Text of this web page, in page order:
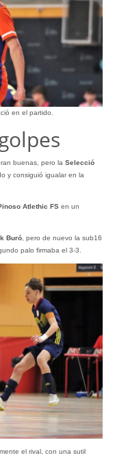
en el partido.
buenas, pero la Selecció
y consiguió igualar en la
Atlethic FSen un
Buró, pero de nuevo la sub16
palo firmaba el 3-3.
el rival, con una sutil